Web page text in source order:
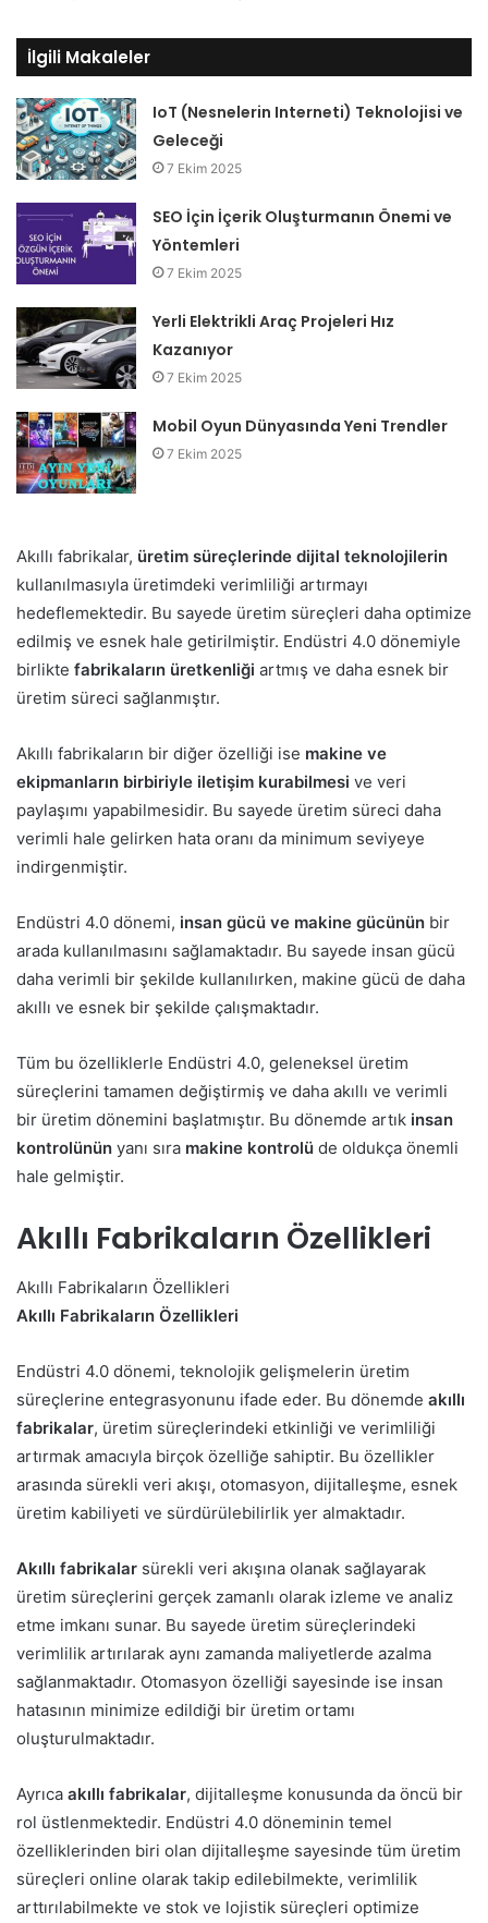
İlgili Makaleler
IoT (Nesnelerin Interneti) Teknolojisi ve
Geleceği
7 Ekim 2025
SEO İçin İçerik Oluşturmanın Önemi ve
Yöntemleri
7 Ekim 2025
Yerli Elektrikli Araç Projeleri Hız
Kazanıyor
7 Ekim 2025
Mobil Oyun Dünyasında Yeni Trendler
7 Ekim 2025
Akıllı fabrikalar, üretim süreçlerinde dijital teknolojilerin
kullanılmasıyla üretimdeki verimliliği artırmayı
hedeflemektedir. Bu sayede üretim süreçleri daha optimize
edilmiş ve esnek hale getirilmiştir. Endüstri 4.0 dönemiyle
birlikte fabrikaların üretkenliği artmış ve daha esnek bir
üretim süreci sağlanmıştır.
Akıllı fabrikaların bir diğer özelliği ise makine ve
ekipmanların birbiriyle iletişim kurabilmesi ve veri
paylaşımı yapabilmesidir. Bu sayede üretim süreci daha
verimli hale gelirken hata oranı da minimum seviyeye
indirgenmiştir.
Endüstri 4.0 dönemi, insan gücü ve makine gücünün bir
arada kullanılmasını sağlamaktadır. Bu sayede insan gücü
daha verimli bir şekilde kullanılırken, makine gücü de daha
akıllı ve esnek bir şekilde çalışmaktadır.
Tüm bu özelliklerle Endüstri 4.0, geleneksel üretim
süreçlerini tamamen değiştirmiş ve daha akıllı ve verimli
bir üretim dönemini başlatmıştır. Bu dönemde artık insan
kontrolünün yanı sıra makine kontrolü de oldukça önemli
hale gelmiştir.
Akıllı Fabrikaların Özellikleri
Akıllı Fabrikaların Özellikleri
Akıllı Fabrikaların Özellikleri
Endüstri 4.0 dönemi, teknolojik gelişmelerin üretim
süreçlerine entegrasyonunu ifade eder. Bu dönemde akıllı
fabrikalar, üretim süreçlerindeki etkinliği ve verimliliği
artırmak amacıyla birçok özelliğe sahiptir. Bu özellikler
arasında sürekli veri akışı, otomasyon, dijitalleşme, esnek
üretim kabiliyeti ve sürdürülebilirlik yer almaktadır.
Akıllı fabrikalar sürekli veri akışına olanak sağlayarak
üretim süreçlerini gerçek zamanlı olarak izleme ve analiz
etme imkanı sunar. Bu sayede üretim süreçlerindeki
verimlilik artırılarak aynı zamanda maliyetlerde azalma
sağlanmaktadır. Otomasyon özelliği sayesinde ise insan
hatasının minimize edildiği bir üretim ortamı
oluşturulmaktadır.
Ayrıca akıllı fabrikalar, dijitalleşme konusunda da öncü bir
rol üstlenmektedir. Endüstri 4.0 döneminin temel
özelliklerinden biri olan dijitalleşme sayesinde tüm üretim
süreçleri online olarak takip edilebilmekte, verimlilik
arttırılabilmekte ve stok ve lojistik süreçleri optimize